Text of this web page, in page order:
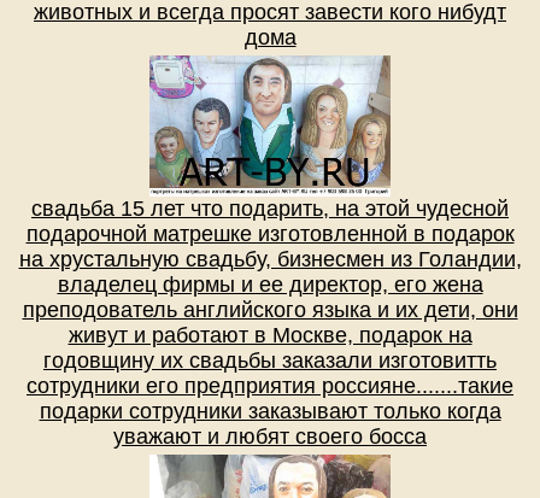
животных и всегда просят завести кого нибудт
дома
свадьба 15 лет что подарить, на этой чудесной
подарочной матрешке изготовленной в подарок
на хрустальную свадьбу, бизнесмен из Голандии,
владелец фирмы и ее директор, его жена
преподователь английского языка и их дети, они
живут и работают в Москве, подарок на
годовщину их свадьбы заказали изготовитть
сотрудники его предприятия россияне.......такие
подарки сотрудники заказывают только когда
уважают и любят своего босса